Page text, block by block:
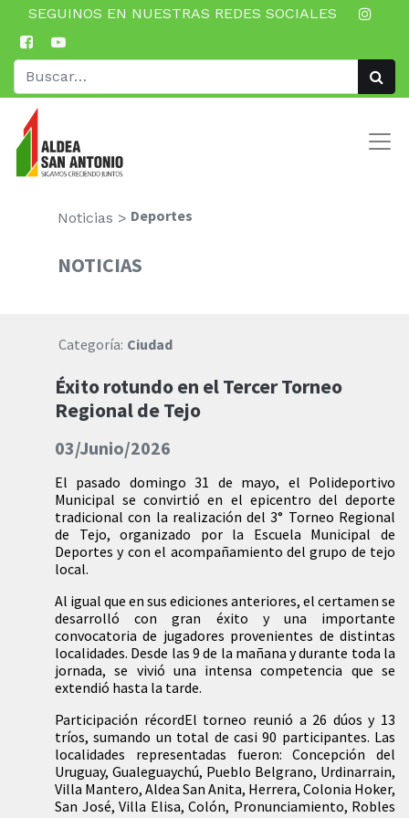
SEGUINOS EN NUESTRAS REDES SOCIALES
Noticias > Deportes
NOTICIAS
Categoría: Ciudad
Éxito rotundo en el Tercer Torneo
Regional de Tejo
03/Junio/2026
El pasado domingo 31 de mayo, el Polideportivo
Municipal se convirtió en el epicentro del deporte
tradicional con la realización del 3° Torneo Regional
de Tejo, organizado por la Escuela Municipal de
Deportes y con el acompañamiento del grupo de tejo
local.
Al igual que en sus ediciones anteriores, el certamen se
desarrolló con gran éxito y una importante
convocatoria de jugadores provenientes de distintas
localidades. Desde las 9 de la mañana y durante toda la
jornada, se vivió una intensa competencia que se
extendió hasta la tarde.
Participación récordEl torneo reunió a 26 dúos y 13
tríos, sumando un total de casi 90 participantes. Las
localidades representadas fueron: Concepción del
Uruguay, Gualeguaychú, Pueblo Belgrano, Urdinarrain,
Villa Mantero, Aldea San Anita, Herrera, Colonia Hoker,
San José, Villa Elisa, Colón, Pronunciamiento, Robles